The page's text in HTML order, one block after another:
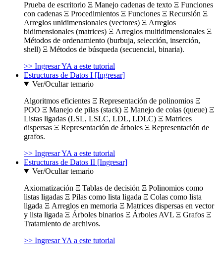
Prueba de escritorio Ξ Manejo cadenas de texto Ξ Funciones
con cadenas Ξ Procedimientos Ξ Funciones Ξ Recursión Ξ
Arreglos unidimensionales (vectores) Ξ Arreglos
bidimensionales (matrices) Ξ Arreglos multidimensionales Ξ
Métodos de ordenamiento (burbuja, selección, inserción,
shell) Ξ Métodos de búsqueda (secuencial, binaria).
>> Ingresar YA a este tutorial
Estructuras de Datos I [Ingresar]
Ver/Ocultar temario
Algoritmos eficientes Ξ Representación de polinomios Ξ
POO Ξ Manejo de pilas (stack) Ξ Manejo de colas (queue) Ξ
Listas ligadas (LSL, LSLC, LDL, LDLC) Ξ Matrices
dispersas Ξ Representación de árboles Ξ Representación de
grafos.
>> Ingresar YA a este tutorial
Estructuras de Datos II [Ingresar]
Ver/Ocultar temario
Axiomatización Ξ Tablas de decisión Ξ Polinomios como
listas ligadas Ξ Pilas como lista ligada Ξ Colas como lista
ligada Ξ Arreglos en memoria Ξ Matrices dispersas en vector
y lista ligada Ξ Árboles binarios Ξ Árboles AVL Ξ Grafos Ξ
Tratamiento de archivos.
>> Ingresar YA a este tutorial